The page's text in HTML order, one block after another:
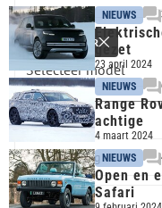
RANGE ROVER
Carrosserie
Overig
SUV
NIEUWS
gezet
23 april 2024
NIEUWS
Range
achtige
4 maart 2024
NIEUWS
Open en
Safari